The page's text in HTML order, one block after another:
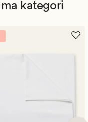
kategori